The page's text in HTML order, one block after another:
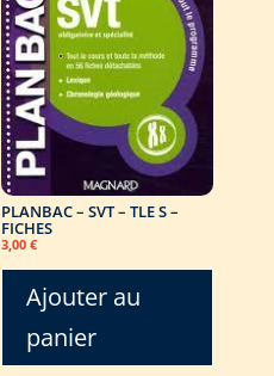
PLANBAC – SVT – TLE S –
FICHES
3,00 €
Ajouter au
panier